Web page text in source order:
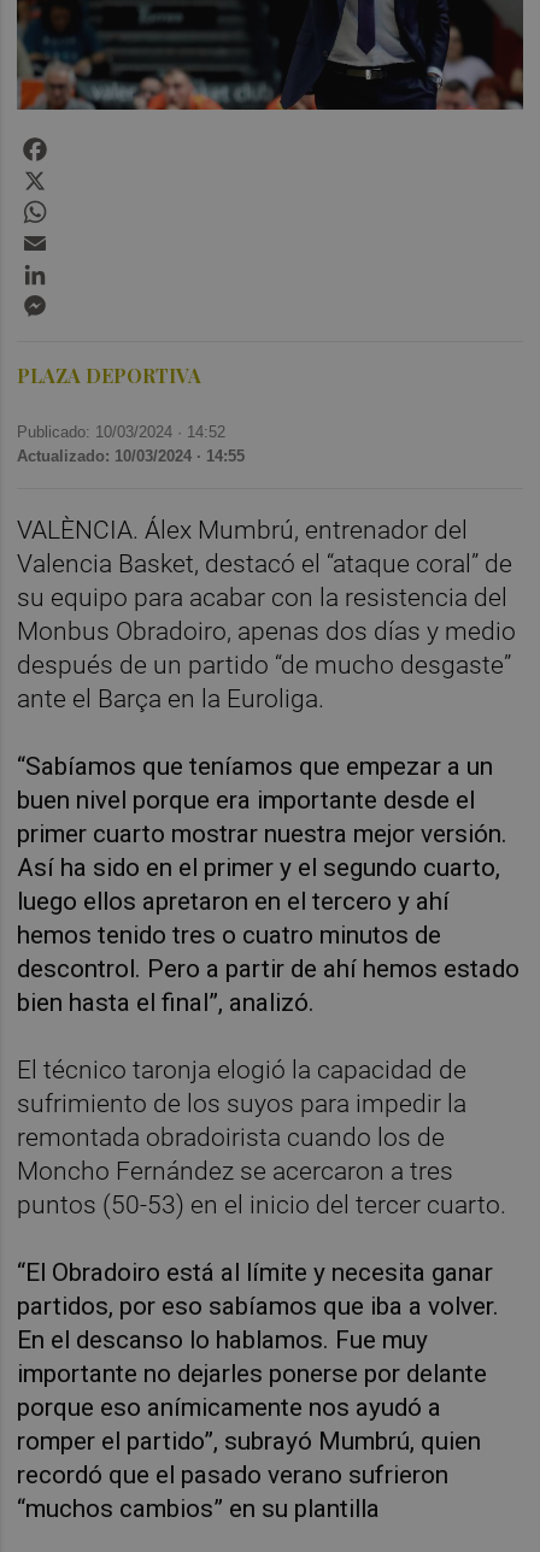
PLAZA DEPORTIVA
Publicado: 10/03/2024 · 14:52
Actualizado: 10/03/2024 · 14:55
VALÈNCIA. Álex Mumbrú, entrenador del
Valencia Basket, destacó el “ataque coral” de
su equipo para acabar con la resistencia del
Monbus Obradoiro, apenas dos días y medio
después de un partido “de mucho desgaste”
ante el Barça en la Euroliga.
“Sabíamos que teníamos que empezar a un
buen nivel porque era importante desde el
primer cuarto mostrar nuestra mejor versión.
Así ha sido en el primer y el segundo cuarto,
luego ellos apretaron en el tercero y ahí
hemos tenido tres o cuatro minutos de
descontrol. Pero a partir de ahí hemos estado
bien hasta el final”, analizó.
El técnico taronja elogió la capacidad de
sufrimiento de los suyos para impedir la
remontada obradoirista cuando los de
Moncho Fernández se acercaron a tres
puntos (50-53) en el inicio del tercer cuarto.
“El Obradoiro está al límite y necesita ganar
partidos, por eso sabíamos que iba a volver.
En el descanso lo hablamos. Fue muy
importante no dejarles ponerse por delante
porque eso anímicamente nos ayudó a
romper el partido”, subrayó Mumbrú, quien
recordó que el pasado verano sufrieron
“muchos cambios” en su plantilla